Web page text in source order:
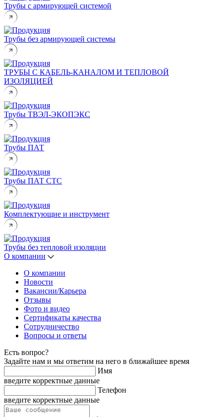
Трубы с армирующей системой
Трубы без армирующей системы
ТРУБЫ С КАБЕЛЬ-КАНАЛОМ И ТЕПЛОВОЙ
ИЗОЛЯЦИЕЙ
Трубы ТВЭЛ-ЭКОПЭКС
Трубы ПАТ
Трубы ПАТ СТС
Комплектующие и инструмент
Трубы без тепловой изоляции
О компании
О компании
Новости
Вакансии/Карьера
Отзывы
Фото и видео
Сертификаты качества
Сотрудничество
Вопросы и ответы
Есть вопрос?
Задайте нам и мы ответим на него в ближайшее время
Имя
введите корректные данные
Телефон
введите корректные данные